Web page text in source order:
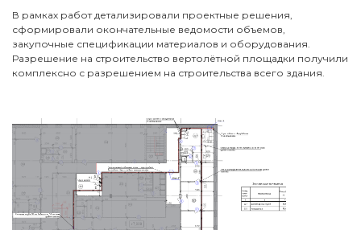
В рамках работ детализировали проектные решения,
сформировали окончательные ведомости объемов,
закупочные спецификации материалов и оборудования.
Разрешение на строительство вертолётной площадки получили
комплексно с разрешением на строительства всего здания.